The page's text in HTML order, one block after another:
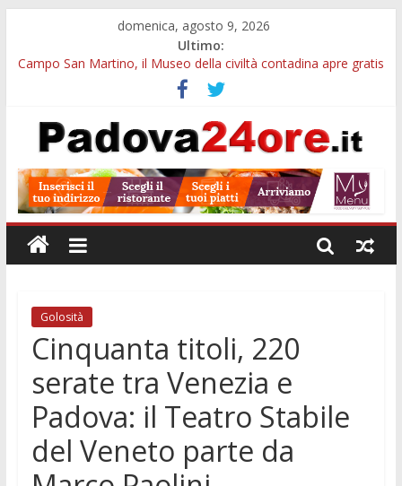
domenica, agosto 9, 2026
Ultimo:
Campo San Martino, il Museo della civiltà contadina apre gratis
Notturni al Museo di Geografia di Padova: visita tra globi,
atlanti e carte antiche
Campus estivo nei Musei Civici di Padova: arte e monumenti
Galleria Cavour, cento opere di Diana Migliorato tra colore,
poesia e musica a Padova
Cinema Arena Romana, stasera la commedia di Antonio
Albanese sotto le stelle a Padova
Golosità
Cinquanta titoli, 220
serate tra Venezia e
Padova: il Teatro Stabile
del Veneto parte da